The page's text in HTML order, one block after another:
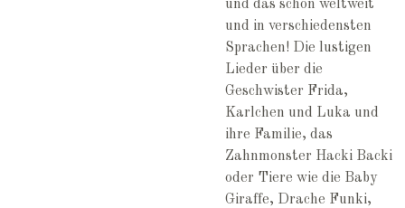
und das schon weltweit
und in verschiedensten
Sprachen! Die lustigen
Lieder über die
Geschwister Frida,
Karlchen und Luka und
ihre Familie, das
Zahnmonster Hacki Backi
oder Tiere wie die Baby
Giraffe, Drache Funki,